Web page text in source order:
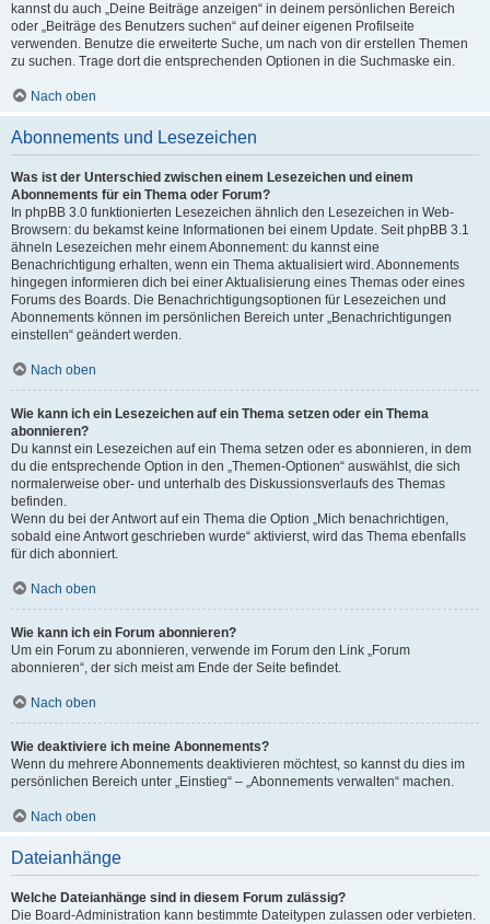
kannst du auch „Deine Beiträge anzeigen“ in deinem persönlichen Bereich
oder „Beiträge des Benutzers suchen“ auf deiner eigenen Profilseite
verwenden. Benutze die erweiterte Suche, um nach von dir erstellen Themen
zu suchen. Trage dort die entsprechenden Optionen in die Suchmaske ein.
Nach oben
Abonnements und Lesezeichen
Was ist der Unterschied zwischen einem Lesezeichen und einem
Abonnements für ein Thema oder Forum?
In phpBB 3.0 funktionierten Lesezeichen ähnlich den Lesezeichen in Web-
Browsern: du bekamst keine Informationen bei einem Update. Seit phpBB 3.1
ähneln Lesezeichen mehr einem Abonnement: du kannst eine
Benachrichtigung erhalten, wenn ein Thema aktualisiert wird. Abonnements
hingegen informieren dich bei einer Aktualisierung eines Themas oder eines
Forums des Boards. Die Benachrichtigungsoptionen für Lesezeichen und
Abonnements können im persönlichen Bereich unter „Benachrichtigungen
einstellen“ geändert werden.
Nach oben
Wie kann ich ein Lesezeichen auf ein Thema setzen oder ein Thema
abonnieren?
Du kannst ein Lesezeichen auf ein Thema setzen oder es abonnieren, in dem
du die entsprechende Option in den „Themen-Optionen“ auswählst, die sich
normalerweise ober- und unterhalb des Diskussionsverlaufs des Themas
befinden.
Wenn du bei der Antwort auf ein Thema die Option „Mich benachrichtigen,
sobald eine Antwort geschrieben wurde“ aktivierst, wird das Thema ebenfalls
für dich abonniert.
Nach oben
Wie kann ich ein Forum abonnieren?
Um ein Forum zu abonnieren, verwende im Forum den Link „Forum
abonnieren“, der sich meist am Ende der Seite befindet.
Nach oben
Wie deaktiviere ich meine Abonnements?
Wenn du mehrere Abonnements deaktivieren möchtest, so kannst du dies im
persönlichen Bereich unter „Einstieg“ – „Abonnements verwalten“ machen.
Nach oben
Dateianhänge
Welche Dateianhänge sind in diesem Forum zulässig?
Die Board-Administration kann bestimmte Dateitypen zulassen oder verbieten.